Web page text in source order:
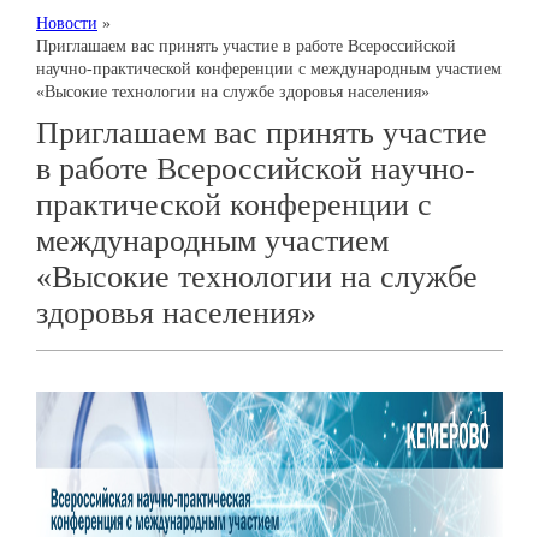
Новости »
Приглашаем вас принять участие в работе Всероссийской
научно-практической конференции с международным участием
«Высокие технологии на службе здоровья населения»
Приглашаем вас принять участие
в работе Всероссийской научно-
практической конференции с
международным участием
«Высокие технологии на службе
здоровья населения»
1 / 1